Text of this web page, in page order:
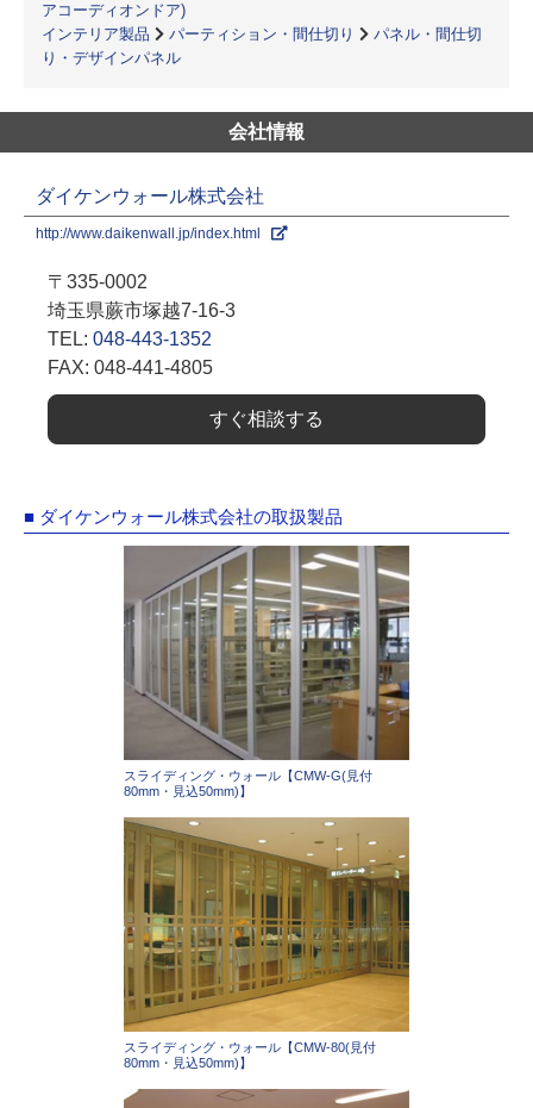
アコーディオンドア)
インテリア製品
パーティション・間仕切り
パネル・間仕切
り・デザインパネル
会社情報
ダイケンウォール株式会社
http://www.daikenwall.jp/index.html
〒335-0002
埼玉県蕨市塚越7-16-3
TEL: 048-443-1352
FAX: 048-441-4805
すぐ相談する
■ ダイケンウォール株式会社の取扱製品
スライディング・ウォール【CMW-G(見付
80mm・見込50mm)】
スライディング・ウォール【CMW-80(見付
80mm・見込50mm)】